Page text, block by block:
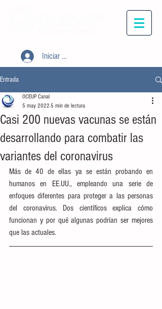
Iniciar sesión
Entrada
Casi 200 nuevas vacunas se están
desarrollando para combatir las
variantes del coronavirus
OCEUP Canal
5 may 2022 5 min de lectura
Más de 40 de ellas ya se están probando en
humanos en EE.UU., empleando una serie de
enfoques diferentes para proteger a las personas
del coronavirus. Dos científicos explica cómo
funcionan y por qué algunas podrían ser mejores
que las actuales.